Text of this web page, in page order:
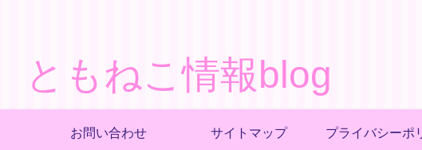
ともねこ情報blog
お問い合わせ サイトマップ プライバシーポ